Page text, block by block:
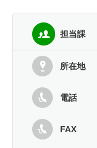
担当課
所在地
電話
FAX